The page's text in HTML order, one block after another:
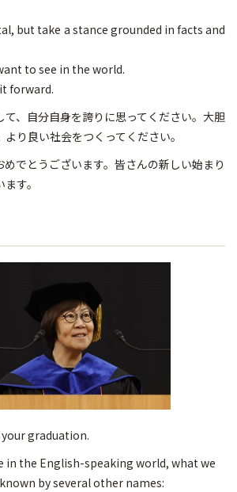
but take a stance grounded in facts and
to see in the world.
forward.
、自分自身を誇りに思ってください。大胆
り良い社会をつくってください。
めでとうございます。皆さんの新しい始まり
す。
graduation.
in the English-speaking world, what we
by several other names: